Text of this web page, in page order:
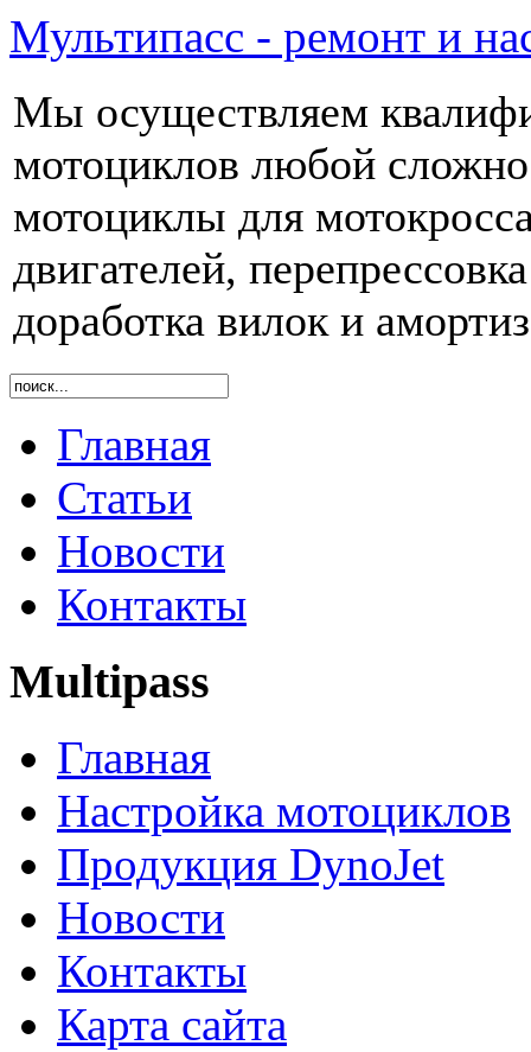
Мультипасс - ремонт и
Мы осуществляем
мотоциклов любой
мотоциклы для
двигателей,
доработка вилок и
Главная
Статьи
Новости
Контакты
Multipass
Главная
Настройка мотоциклов
Продукция DynoJet
Новости
Контакты
Карта сайта